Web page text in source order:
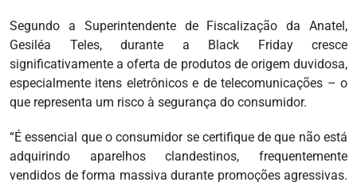
Segundo a Superintendente de Fiscalização da Anatel,
Gesiléa Teles, durante a Black Friday cresce
significativamente a oferta de produtos de origem duvidosa,
especialmente itens eletrônicos e de telecomunicações – o
que representa um risco à segurança do consumidor.
“É essencial que o consumidor se certifique de que não está
adquirindo aparelhos clandestinos, frequentemente
vendidos de forma massiva durante promoções agressivas.